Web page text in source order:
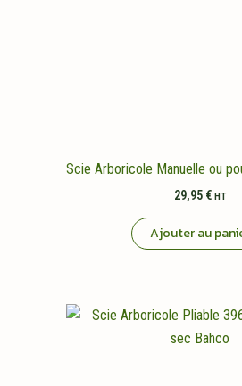
Scie Arboricole Manuelle ou
29,95 € HT
Ajouter au